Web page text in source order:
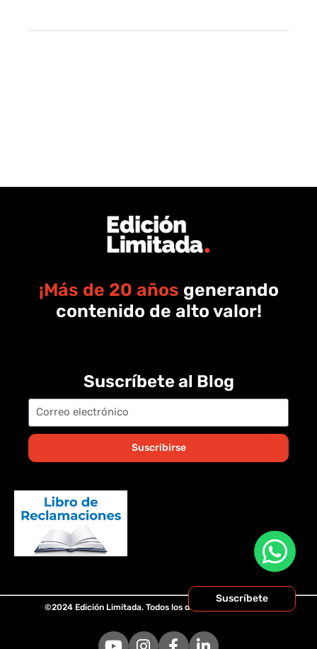
¡Más de 20 años generando
contenido de alto valor!
Suscríbete al Blog
Suscribirse
©2024 Edición Limitada. Todos los derechos reservados.
Suscríbete